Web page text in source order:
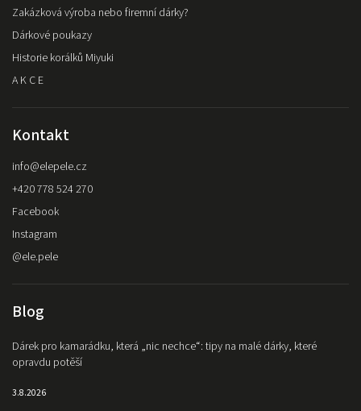
Zakázková výroba nebo firemní dárky?
Dárkové poukazy
Historie korálků Miyuki
A K C E
Kontakt
info@elepele.cz
+420 778 524 270
Facebook
Instagram
@ele.pele
Blog
Dárek pro kamarádku, která „nic nechce“: tipy na malé dárky, které
opravdu potěší
3.8.2026